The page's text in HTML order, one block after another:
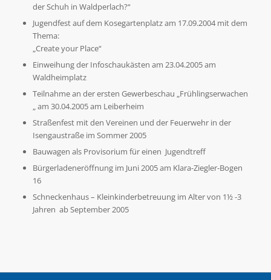
der Schuh in Waldperlach?“
Jugendfest auf dem Kosegartenplatz am 17.09.2004 mit dem
Thema:
„Create your Place“
Einweihung der Infoschaukästen am 23.04.2005 am
Waldheimplatz
Teilnahme an der ersten Gewerbeschau „Frühlingserwachen
„ am 30.04.2005 am Leiberheim
Straßenfest mit den Vereinen und der Feuerwehr in der
Isengaustraße im Sommer 2005
Bauwagen als Provisorium für einen Jugendtreff
Bürgerladeneröffnung im Juni 2005 am Klara-Ziegler-Bogen
16
Schneckenhaus – Kleinkinderbetreuung im Alter von 1½ -3
Jahren ab September 2005